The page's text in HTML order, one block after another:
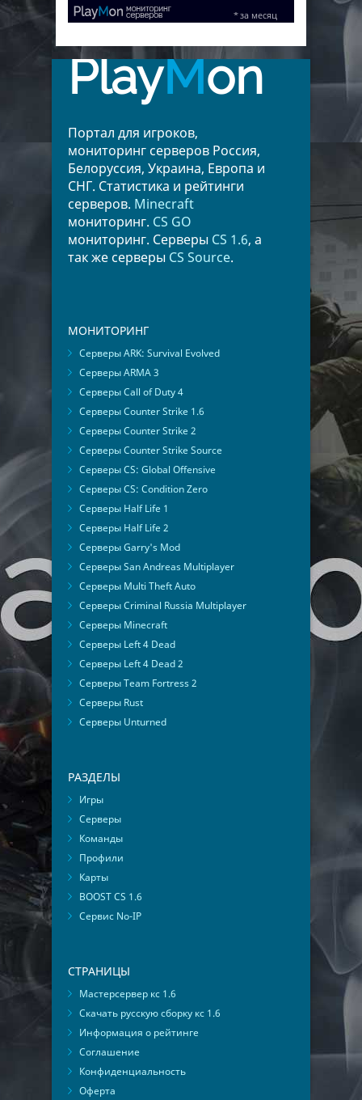
PlayMon
Портал для игроков,
мониторинг серверов Россия,
Белоруссия, Украина, Европа и
СНГ. Статистика и рейтинги
серверов. Minecraft
мониторинг. CS GO
мониторинг. Серверы CS 1.6, а
так же серверы CS Source.
МОНИТОРИНГ
Серверы ARK: Survival Evolved
Серверы ARMA 3
Серверы Call of Duty 4
Серверы Counter Strike 1.6
Серверы Counter Strike 2
Серверы Counter Strike Source
Серверы CS: Global Offensive
Серверы CS: Condition Zero
Серверы Half Life 1
Серверы Half Life 2
Серверы Garry's Mod
Серверы San Andreas Multiplayer
Серверы Multi Theft Auto
Серверы Criminal Russia Multiplayer
Серверы Minecraft
Серверы Left 4 Dead
Серверы Left 4 Dead 2
Серверы Team Fortress 2
Серверы Rust
Серверы Unturned
РАЗДЕЛЫ
Игры
Серверы
Команды
Профили
Карты
BOOST CS 1.6
Сервис No-IP
СТРАНИЦЫ
Мастерсервер кс 1.6
Скачать русскую сборку кс 1.6
Информация о рейтинге
Соглашение
Конфиденциальность
Оферта